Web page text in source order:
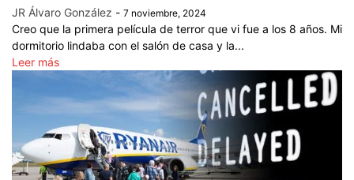
JR Álvaro González - 7 noviembre, 2024
Creo que la primera película de terror que vi fue a los 8 años. Mi
dormitorio lindaba con el salón de casa y la...
Leer más